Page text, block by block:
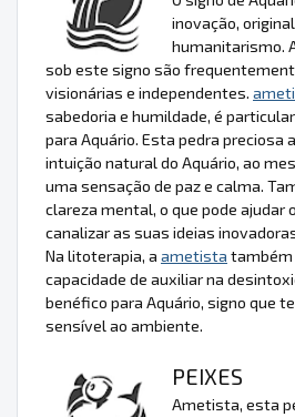
inovação,
humanitarismo.
sob este signo são
visionárias e independentes.
sabedoria e humildade, é
para Aquário. Esta pedra preciosa
intuição natural do Aquário, ao
uma sensação de paz e calma.
clareza mental, o que pode ajudar
canalizar as suas ideias
Na litoterapia, a ametista também
capacidade de auxiliar na
benéfico para Aquário, signo que
sensível ao ambiente.
PEIXES
Ametista, esta